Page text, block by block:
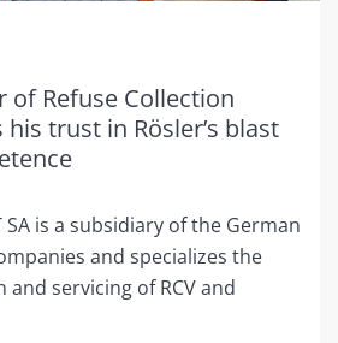
of Refuse Collection
trust in Rösler’s blast
SA is a subsidiary of the German
and specializes the
servicing of RCV and